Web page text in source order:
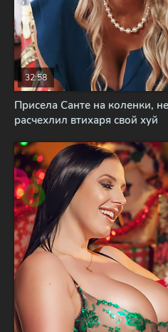
Присела Санте на коленки,
расчехлил втихаря свой хуй
32:58